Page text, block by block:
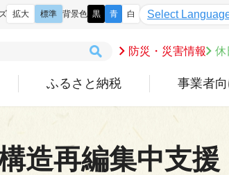
防災・災害情報 休
ふるさと納税 事業者
拡大 標準 背景色 黒 青 白 Select
造再編集中支援